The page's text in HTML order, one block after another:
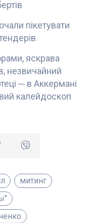
пікетувати
яскрава
незвичайний
─ в Аккермані
калейдоскоп
митинг